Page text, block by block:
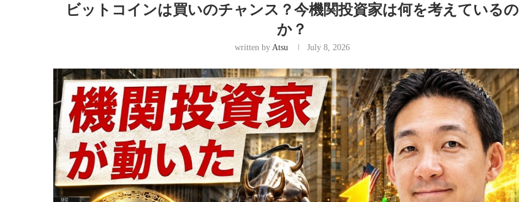
ビットコインは買いのチャンス？今機関投資家は何を考えているの
か？
written by Atsu July 8, 2026